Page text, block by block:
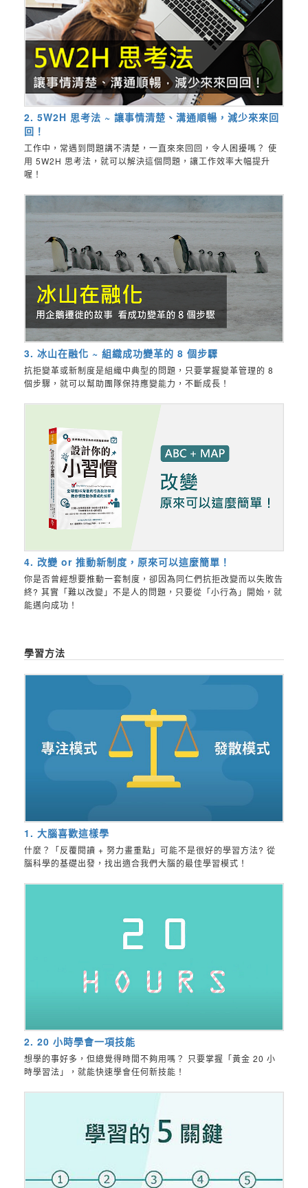
2. 5W2H 思考法 ~ 讓事情清楚、溝通順暢，減少來來回
回！
工作中，常遇到問題講不清楚，一直來來回回，令人困擾嗎？ 使
用 5W2H 思考法，就可以解決這個問題，讓工作效率大幅提升
喔！
3. 冰山在融化 ~ 組織成功變革的 8 個步驟
抗拒變革或新制度是組織中典型的問題，只要掌握變革管理的 8
個步驟，就可以幫助團隊保持應變能力，不斷成長！
4. 改變 or 推動新制度，原來可以這麼簡單！
你是否曾經想要推動一套制度，卻因為同仁們抗拒改變而以失敗告
終? 其實「難以改變」不是人的問題，只要從「小行為」開始，就
能邁向成功！
學習方法
1. 大腦喜歡這樣學
什麼？「反覆閱讀 + 努力畫重點」可能不是很好的學習方法? 從
腦科學的基礎出發，找出適合我們大腦的最佳學習模式！
2. 20 小時學會一項技能
想學的事好多，但總覺得時間不夠用嗎？ 只要掌握「黃金 20 小
時學習法」，就能快速學會任何新技能！